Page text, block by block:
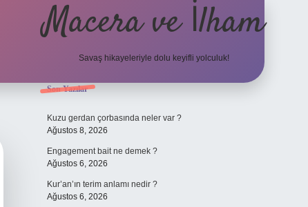
Macera ve İlham
Savaş hikayeleriyle dolu keyifli yolculuk!
Sidebar
Son Yazılar
Kuzu gerdan çorbasında neler var ?
Ağustos 8, 2026
Engagement bait ne demek ?
Ağustos 6, 2026
Kur’an’ın terim anlamı nedir ?
Ağustos 6, 2026